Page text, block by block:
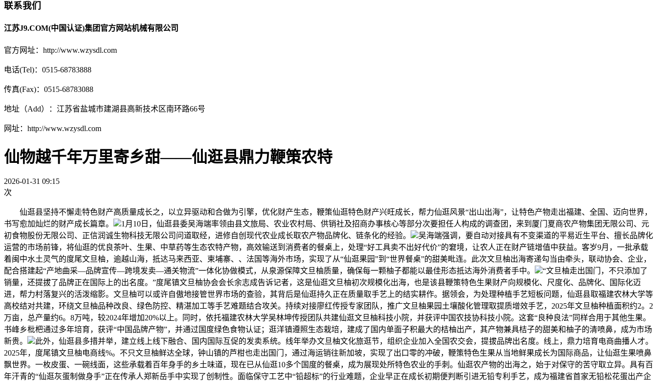
联系我们
江苏J9.COM(中国认证)集团官方网站机械有限公司
官方网址：http://www.wzysdl.com
电话(Tel)：0515-68783888
传真(Fax)：0515-68783088
地址（Add）：江苏省盐城市建湖县高新技术区南环路66号
网址：http://www.wzysdl.com
仙物越千年万里寄乡甜——仙逛县鼎力鞭策农特
2026-01-31 09:15
次
仙逛县坚持不懈走特色财产高质量成长之，以立异驱动和合做为引擎，优化财产生态，鞭策仙逛特色财产兴旺成长，帮力仙逛风景“出山出海”，让特色产物走出福建、全国、迈向世界，
书写愈加灿烂的财产成长篇章。
1月10日，仙逛县委吴海端率领由县文旅局、农业农村局、供销社及招商办事核心等部分次要担任人构成的调查团，来到厦门夏商农产物集团无限公司、元
初食物股份无限公司、正信润诚生物科技无限公司问道取经，进修自创现代农业成长取农产物品牌化、链条化的经验。
吴海端强调，要自动对接具有不变渠道的平易近生平台、擅长品牌化
运营的市场前锋，将仙逛的优良茶叶、生果、中草药等生态农特产物，高效输送到消费者的餐桌上，处理“好工具卖不出好代价”的窘境，让农人正在财产链增值中获益。客岁9月，一批承载
着闽中水土灵气的度尾文旦柚，逾越山海，抵达马来西亚、柬埔寨、、法国等海外市场，实现了从“仙逛果园”到“世界餐桌”的甜美毗连。此次文旦柚出海寄递勾当由牵头，联动协会、企业，
配合搭建起“产地曲采—品牌宣传—跨境发卖—通关物流”一体化协做模式，从泉源保障文旦柚质量，确保每一颗柚子都能以最佳形态抵达海外消费者手中。
“文旦柚走出国门，不只添加了
销量，还提拔了品牌正在国际上的出名度。”度尾镇文旦柚协会会长余志成告诉记者，这是仙逛文旦柚初次规模化出海，也是该县鞭策特色生果财产向规模化、尺度化、品牌化、国际化迈
进，帮力村落复兴的活泼缩影。文旦柚可以或许自傲地接管世界市场的查验，其背后是仙逛持久正在质量取手艺上的结实耕作。据领会，为处理种植手艺短板问题，仙逛县取福建农林大学等
高校结对共建，环绕文旦柚品种改良、绿色防控、精湛加工等手艺难题结合攻关。持续对接廖红传授专家团队，推广文旦柚果园土壤酸化管理取提质增效手艺，2025年文旦柚种植面积约2。2
万亩，总产量约6。8万吨，较2024年增加20%以上。同时，依托福建农林大学吴林坤传授团队共建仙逛文旦柚科技小院，并获评中国农技协科技小院。这套“良种良法”同样合用于其他生果。
书峰乡枇杷通过多年培育，获评“中国品牌产物”，并通过国度绿色食物认证；逛洋镇遵照生态栽培，建成了国内单面子积最大的桔柚出产，其产物兼具桔子的甜美和柚子的清喷鼻，成为市场
新贵。
此外，仙逛县多措并举，建立线上线下融合、国内国际互促的发卖系统。线年举办文旦柚文化旅逛节，组织企业加入全国农交会，提拔品牌出名度。线上，鼎力培育电商曲播人才。
2025年，度尾镇文旦柚电商线%。不只文旦柚鲜达全球，钟山镇的芦柑也走出国门，通过海运销往新加坡，实现了出口零的冲破，鞭策特色生果从当地鲜果成长为国际商品，让仙逛生果喷鼻
飘世界。一枚皮蛋、一碗线面，这些承载着百年身手的乡土味道，现在已从仙逛10多个国度的餐桌，成为展现处所特色农业的手刺。仙逛农产物的出海之，始于对保守的苦守取立异。具有百
年汗青的“仙逛灰蛋制做身手”正在传承人郑新岳手中实现了创制性。面临保守工艺中“铅超标”的行业难题，企业早正在成长初期便判断引进无铅专利手艺，成为福建省首家无铅松花蛋出产企